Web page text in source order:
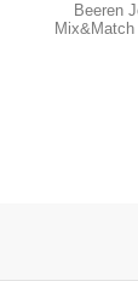
Beeren